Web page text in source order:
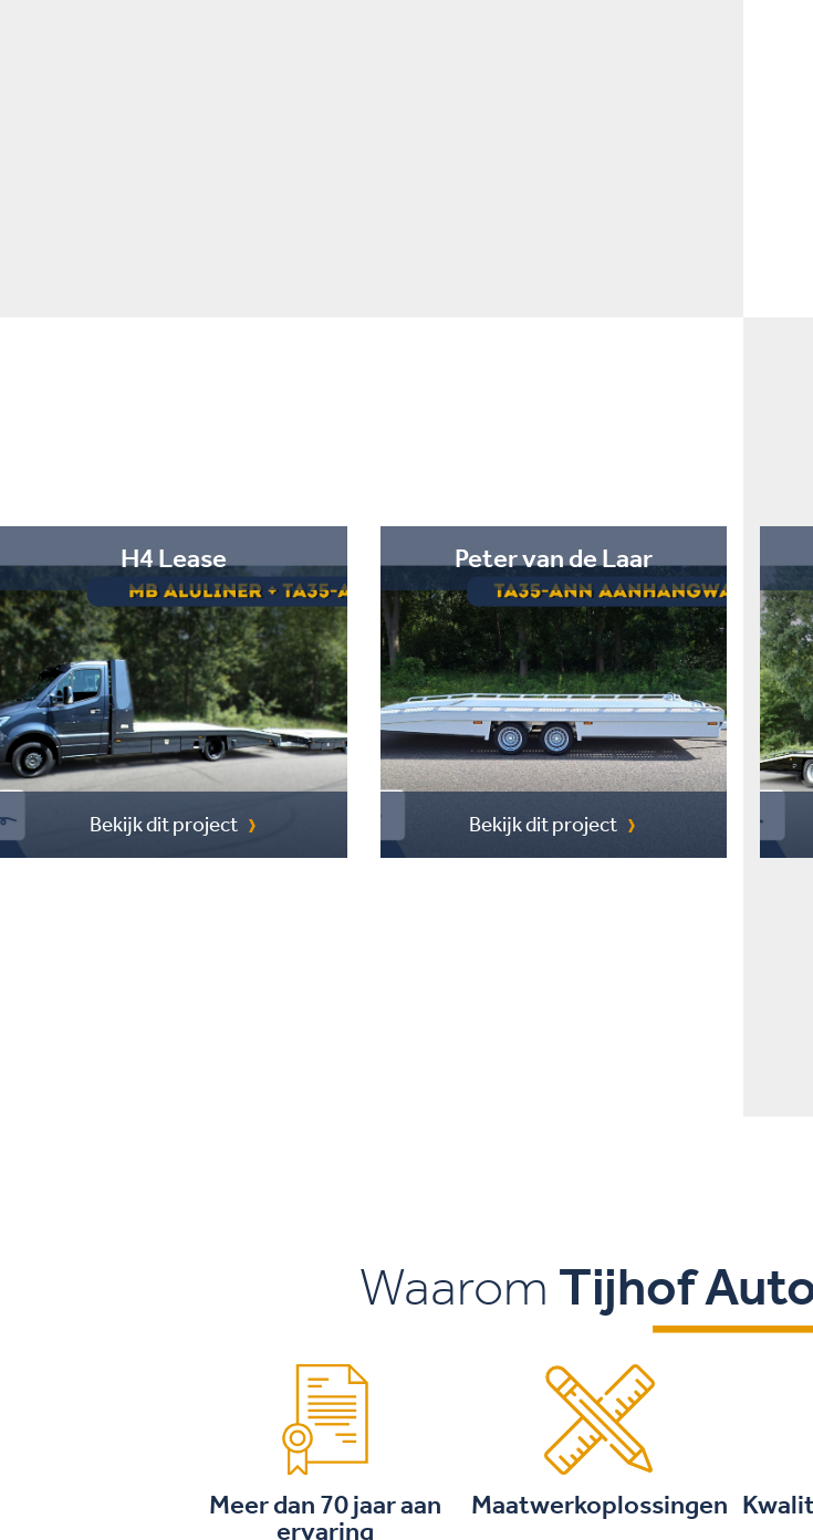
H4 Lease
Bekijk dit project
Peter van de Laar
Bekijk dit project
Waarom Tijhof
Meer dan 70 jaar aan
ervaring
Maatwerkoplossingen